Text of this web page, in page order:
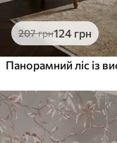
207грн124 грн